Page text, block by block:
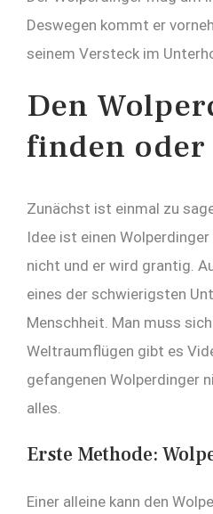
Deswegen kommt er
seinem Versteck im
Den
finden oder
Zunächst ist einmal zu
Idee ist einen
nicht und er wird grantig.
eines der schwierigsten
Menschheit. Man muss
Weltraumflügen gibt es
gefangenen Wolperdinger
alles.
Erste Methode:
Einer alleine kann den